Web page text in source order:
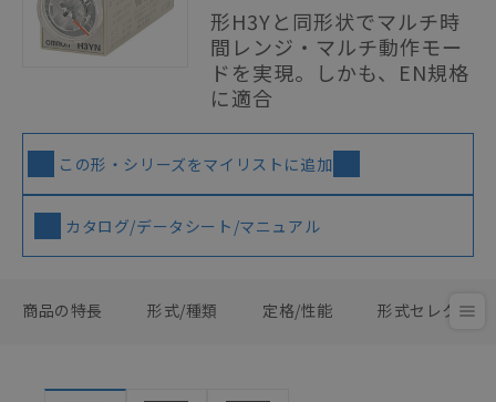
形H3Yと同形状でマルチ時
間レンジ・マルチ動作モー
ドを実現。しかも、EN規格
に適合
この形・シリーズをマイリストに追加
カタログ/データシート/マニュアル
商品の特長 形式/種類 定格/性能 形式セレクタ